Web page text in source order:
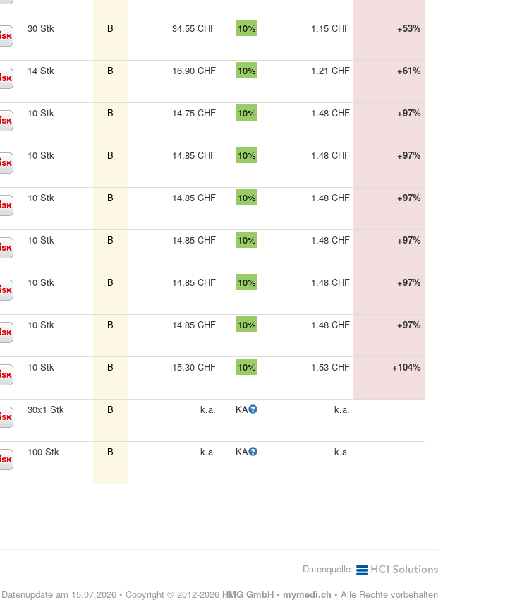
30 Stk B 34.55 CHF 10% 1.15 CHF +53%
14 Stk B 16.90 CHF 10% 1.21 CHF +61%
10 Stk B 14.75 CHF 10% 1.48 CHF +97%
10 Stk B 14.85 CHF 10% 1.48 CHF +97%
10 Stk B 14.85 CHF 10% 1.48 CHF +97%
10 Stk B 14.85 CHF 10% 1.48 CHF +97%
10 Stk B 14.85 CHF 10% 1.48 CHF +97%
10 Stk B 14.85 CHF 10% 1.48 CHF +97%
10 Stk B 15.30 CHF 10% 1.53 CHF +104%
30x1 Stk B k.a. KA k.a.
100 Stk B k.a. KA k.a.
Datenquelle:
Datenupdate am 15.07.2026 • Copyright © 2012-2026 HMG GmbH • mymedi.ch • Alle Rechte vorbehalten